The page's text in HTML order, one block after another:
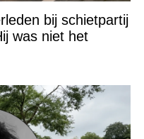
bij schietpartij
was niet het